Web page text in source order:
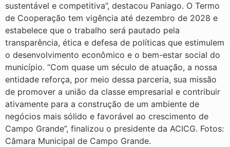
sustentável e competitiva”, destacou Paniago. O Termo
de Cooperação tem vigência até dezembro de 2028 e
estabelece que o trabalho será pautado pela
transparência, ética e defesa de políticas que estimulem
o desenvolvimento econômico e o bem-estar social do
município. “Com quase um século de atuação, a nossa
entidade reforça, por meio dessa parceria, sua missão
de promover a união da classe empresarial e contribuir
ativamente para a construção de um ambiente de
negócios mais sólido e favorável ao crescimento de
Campo Grande”, finalizou o presidente da ACICG. Fotos:
Câmara Municipal de Campo Grande.